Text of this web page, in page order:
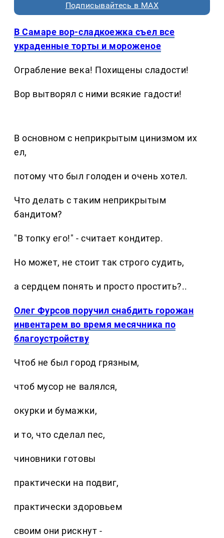
Подписывайтесь в MAX
В Самаре вор-сладкоежка съел все
украденные торты и мороженое
Ограбление века! Похищены сладости!
Вор вытворял с ними всякие гадости!
В основном с неприкрытым цинизмом их
ел,
потому что был голоден и очень хотел.
Что делать с таким неприкрытым
бандитом?
"В топку его!" - считает кондитер.
Но может, не стоит так строго судить,
а сердцем понять и просто простить?..
Олег Фурсов поручил снабдить горожан
инвентарем во время месячника по
благоустройству
Чтоб не был город грязным,
чтоб мусор не валялся,
окурки и бумажки,
и то, что сделал пес,
чиновники готовы
практически на подвиг,
практически здоровьем
своим они рискнут -